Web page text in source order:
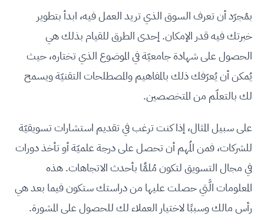
بمُجرّد أن تعرف السوق الذي تريد العمل فيه، ابدأ بتطوير
خبرتك فيه قدر الإمكان. إحدى الطرق للقيام بذلك هي
الحصول على شهادة جامعيّة في الموضوع الذي تختاره، حيث
يُمكن أن يُعرّفك ذلك بالمفاهيم والمصطلحات التقنيّة ويسمح
لك بالتعلّم من المتخصصين.
على سبيل المثال، إذا كنت ترغب في تقديم استشارات تسويقيّة
للشركات، فمن المُهم أن تحصل على درجة علميّة أو تأخذ دورات
في مجال التسويق لتكون مُلمًّا بأحدث الاتجاهات. هذه
المعلومات الَّتي حصلت عليها من دراستك ستكون فيما بعد هي
رأس مالك وسببًا لاختيار العملاء لك للحصول على المشورة.